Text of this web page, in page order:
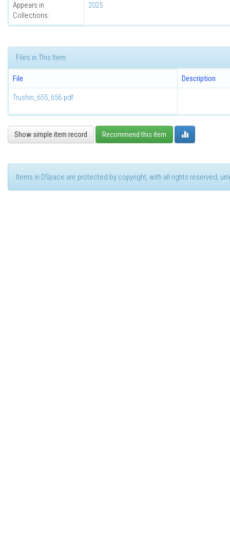
Appears in
Collections:
2025
Files in This Item:
File Description
Trushin_655_656.pdf
Show simple item record Recommend this item
Items in DSpace are protected by copyright, with all rights reserved,